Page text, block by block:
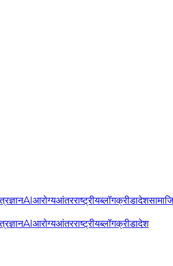
AIआरोग्यआंतरराष्ट्रीयब्लॉगक्रीडादेश
AIआरोग्यआंतरराष्ट्रीयब्लॉगक्रीडादेश